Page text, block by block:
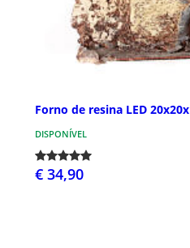
Forno de resina LED
DISPONÍVEL
€ 34,90